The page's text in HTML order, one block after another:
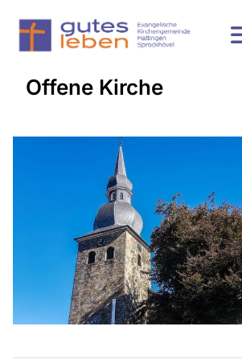
Offene Kirche